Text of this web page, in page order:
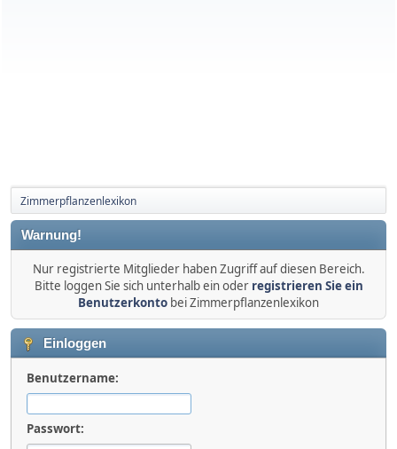
Zimmerpflanzenlexikon
Warnung!
Nur registrierte Mitglieder haben Zugriff auf diesen Bereich.
Bitte loggen Sie sich unterhalb ein oder registrieren Sie ein
Benutzerkonto bei Zimmerpflanzenlexikon
Einloggen
Benutzername:
Passwort: